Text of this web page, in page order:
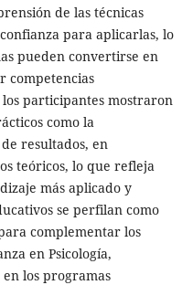
de las técnicas
para aplicarlas, lo
pueden convertirse en
competencias
participantes mostraron
como la
resultados, en
teóricos, lo que refleja
más aplicado y
se perfilan como
complementar los
en Psicología,
los programas